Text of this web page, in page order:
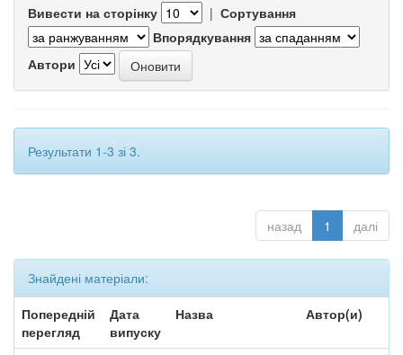
Вивести на сторінку | Сортування
Впорядкування
Автори
Результати 1-3 зі 3.
назад 1 далі
Знайдені матеріали:
Попередній
перегляд
Дата
випуску
Назва Автор(и)